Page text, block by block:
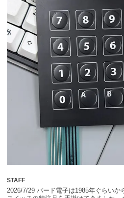
STAFF
2026/7/29 バード電子は1985年ぐらいか